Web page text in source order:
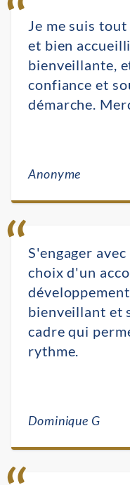
Je me suis
et bien
bienveillante,
confiance et
démarche.
Anonyme
S'engager
choix d'un
bienveillant et
cadre qui
rythme.
Dominique G